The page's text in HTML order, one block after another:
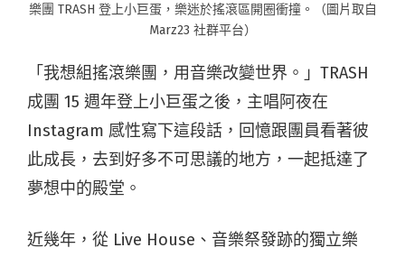
樂團 TRASH 登上小巨蛋，樂迷於搖滾區開圈衝撞。（圖片取自
Marz23 社群平台）
「我想組搖滾樂團，用音樂改變世界。」TRASH
成團 15 週年登上小巨蛋之後，主唱阿夜在
Instagram 感性寫下這段話，回憶跟團員看著彼
此成長，去到好多不可思議的地方，一起抵達了
夢想中的殿堂。
近幾年，從 Live House、音樂祭發跡的獨立樂